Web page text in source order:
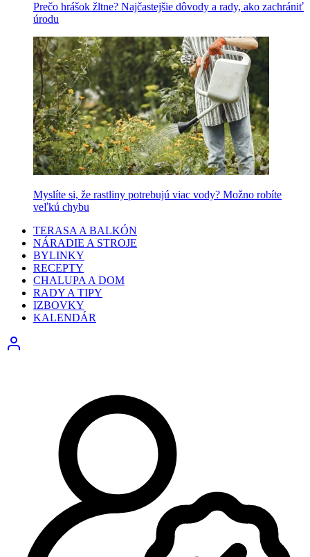
Prečo hrášok žltne? Najčastejšie dôvody a rady, ako zachrániť
úrodu
Myslíte si, že rastliny potrebujú viac vody? Možno robíte
veľkú chybu
TERASA A BALKÓN
NÁRADIE A STROJE
BYLINKY
RECEPTY
CHALUPA A DOM
RADY A TIPY
IZBOVKY
KALENDÁR